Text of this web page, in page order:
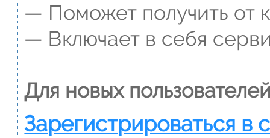
— Поможет получить от
— Включает в себя
Для новых
Зарегистрироваться в